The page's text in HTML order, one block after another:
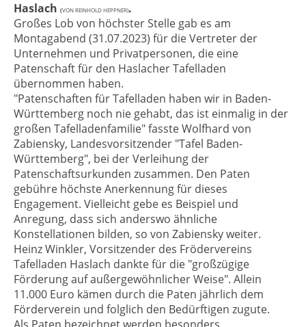
Haslach (VON REINHOLD HEPPNER).
Großes Lob von höchster Stelle gab es am
Montagabend (31.07.2023) für die Vertreter der
Unternehmen und Privatpersonen, die eine
Patenschaft für den Haslacher Tafelladen
übernommen haben.
"Patenschaften für Tafelladen haben wir in Baden-
Württemberg noch nie gehabt, das ist einmalig in der
großen Tafelladenfamilie" fasste Wolfhard von
Zabiensky, Landesvorsitzender "Tafel Baden-
Württemberg", bei der Verleihung der
Patenschaftsurkunden zusammen. Den Paten
gebühre höchste Anerkennung für dieses
Engagement. Vielleicht gebe es Beispiel und
Anregung, dass sich anderswo ähnliche
Konstellationen bilden, so von Zabiensky weiter.
Heinz Winkler, Vorsitzender des Frödervereins
Tafelladen Haslach dankte für die "großzügige
Förderung auf außergewöhnlicher Weise". Allein
11.000 Euro kämen durch die Paten jährlich dem
Förderverein und folglich den Bedürftigen zugute.